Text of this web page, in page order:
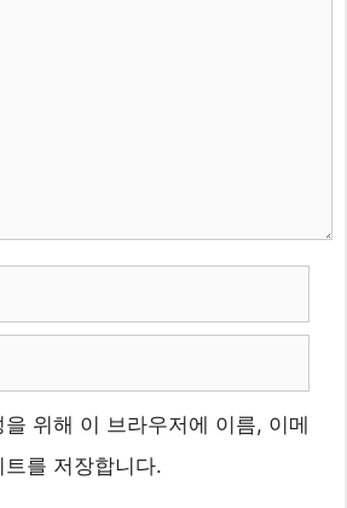
위해 이 브라우저에 이름, 이메
를 저장합니다.